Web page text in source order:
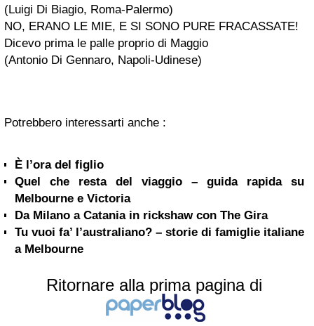
(Luigi Di Biagio, Roma-Palermo)
NO, ERANO LE MIE, E SI SONO PURE FRACASSATE!
Dicevo prima le palle proprio di Maggio
(Antonio Di Gennaro, Napoli-Udinese)
Potrebbero interessarti anche :
È l’ora del figlio
Quel che resta del viaggio – guida rapida su
Melbourne e Victoria
Da Milano a Catania in rickshaw con The Gira
Tu vuoi fa’ l’australiano? – storie di famiglie italiane
a Melbourne
Ritornare alla prima pagina di